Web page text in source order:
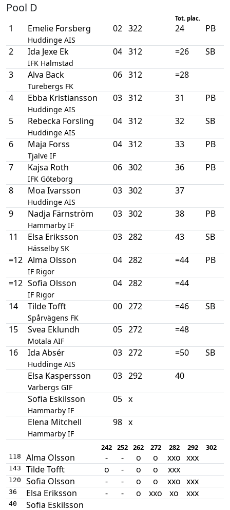
Pool D
Tot. plac.
1 Emelie Forsberg
Huddinge AIS
02 322 24 PB
2 Ida Jexe Ek
IFK Halmstad
04 312 =26 SB
3 Alva Back
Turebergs FK
06 312 =28
4 Ebba Kristiansson
Huddinge AIS
03 312 31 PB
5 Rebecka Forsling
Huddinge AIS
04 312 32 SB
6 Maja Forss
Tjalve IF
04 312 33 PB
7 Kajsa Roth
IFK Göteborg
06 302 36 PB
8 Moa Ivarsson
Huddinge AIS
03 302 37
9 Nadja Färnström
Hammarby IF
03 302 38 PB
11 Elsa Eriksson
Hässelby SK
03 282 43 SB
=12 Alma Olsson
IF Rigor
04 282 =44 PB
=12 Sofia Olsson
IF Rigor
04 282 =44
14 Tilde Tofft
Spårvägens FK
00 272 =46 SB
15 Svea Eklundh
Motala AIF
05 272 =48
16 Ida Absér
Huddinge AIS
03 272 =50 SB
Elsa Kaspersson
Varbergs GIF
03 292 40
Sofia Eskilsson
Hammarby IF
05 x
Elena Mitchell
Hammarby IF
98 x
242 252 262 272 282 292 302
118 Alma Olsson - - o o xxo xxx
143 Tilde Tofft o - o o xxx
120 Sofia Olsson - - o o xxo xxx
36 Elsa Eriksson - - o xxo xo xxx
40 Sofia Eskilsson